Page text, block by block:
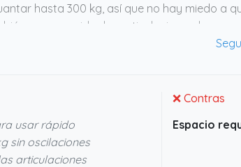
hasta 300 kg, así que no hay miedo a
parece cuidar las articulaciones, lo que
Si buscas algo funcional que no
usar rápido
sin oscilaciones
articulaciones
❌ Contras
Espacio